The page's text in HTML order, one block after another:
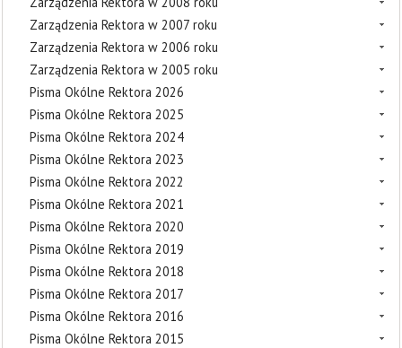
Zarządzenia Rektora w 2007 roku
Zarządzenia Rektora w 2006 roku
Zarządzenia Rektora w 2005 roku
Pisma Okólne Rektora 2026
Pisma Okólne Rektora 2025
Pisma Okólne Rektora 2024
Pisma Okólne Rektora 2023
Pisma Okólne Rektora 2022
Pisma Okólne Rektora 2021
Pisma Okólne Rektora 2020
Pisma Okólne Rektora 2019
Pisma Okólne Rektora 2018
Pisma Okólne Rektora 2017
Pisma Okólne Rektora 2016
Pisma Okólne Rektora 2015